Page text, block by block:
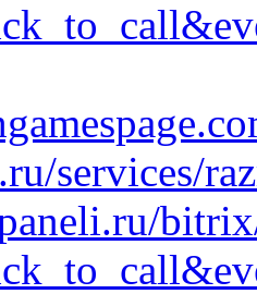
services/